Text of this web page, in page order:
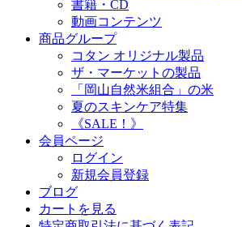
書籍・CD
動画コンテンツ
商品グループ
コタン オリジナル製品
ザ・マーケットの製品
「岡山自然米組合」の米
夏のスキンケア特集
《SALE！》
会員ページ
ログイン
新規会員登録
ブログ
カートを見る